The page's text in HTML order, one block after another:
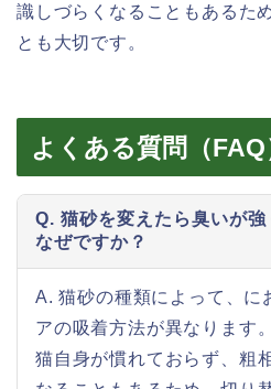
識しづらくなることもあるた
とも大切です。
よくある質問（FAQ
Q. 猫砂を変えたら臭いが強
なぜですか？
A. 猫砂の種類によって、に
アの吸着方法が異なります
猫自身が慣れておらず、粗